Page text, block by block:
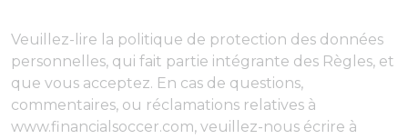
Veuillez-lire la politique de protection des données
personnelles, qui fait partie intégrante des Règles, et
que vous acceptez. En cas de questions,
commentaires, ou réclamations relatives à
www.financialsoccer.com, veuillez-nous écrire à